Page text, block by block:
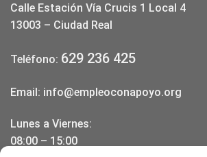
Calle Estación Vía Crucis 1 Local 4
13003 – Ciudad Real
Teléfono: 629 236 425
Email: info@empleoconapoyo.org
Lunes a Viernes:
08:00 – 15:00